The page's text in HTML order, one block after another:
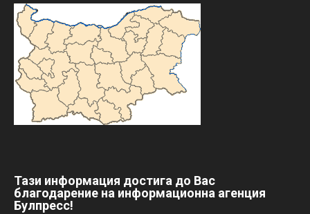
Тази информация достига до Вас
благодарение на информационна агенция
Булпресс!